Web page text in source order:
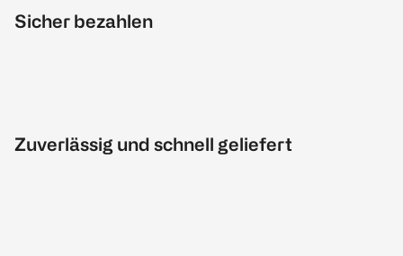
Sicher bezahlen
Zuverlässig und schnell geliefert